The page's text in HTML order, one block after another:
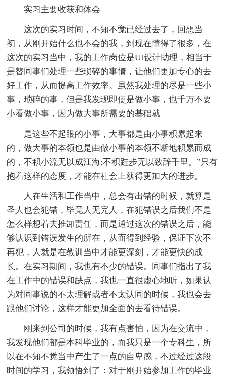
实习主要收获和体会
这次的实习时间，不知不觉已经过去了，回想当
初，从刚开始什么也不会的我，到现在懂得了很多，在
这次的实习当中，我的工作岗位是UI设计助理，相当于
是替同事们处理一些琐碎的事情，让他们更加专心的去
好工作，从而提高工作效率。虽然我处理的尽是一些小
事，琐碎的事，但是我发现即使是做小事，也千万不要
小看做小事，因为做大事所需要的基础就
是这些不起眼的小事，大事都是由小事积累起来
的，做大事的本领也是由做小事的本领不断地积累而成
的，不积小流无以成江海;不积跬步无以致辞千里。”只有
抱着这样的态度，才能在社会上获得更加大的进步。
人在生活和工作当中，总会有出错的时候，就算是
圣人也会犯错，毕竟人无完人，在犯错误之后我们不是
怎么样想着去推卸责任，而是通过这次的错误之后，能
够认识到错误发生的所在，从而得到经验，保证下次不
再犯，人就是在教训当中才能更深刻，才能更快的成
长。在实习期间，我也有不少的错误。同事们指出了我
在工作中的错误和缺点，我也一直很虚心地听，如果认
为对同事说的不太理解或者不太认同的时候，我也会去
跟他们讨论，这样才能更加全面的去看待错误。
刚来到公司的时候，我有点害怕，因为在交流中，
我发现他们都是本科毕业的，而我只是一个专科生，所
以在不知不觉当中产生了一点的自卑感，不过经过这段
时间的学习，我领悟到了：对于刚开始参加工作的毕业